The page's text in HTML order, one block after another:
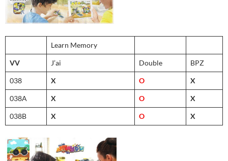
Learn Memory
VV J’ai Double BPZ
038 X O X
038A X O X
038B X O X